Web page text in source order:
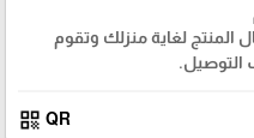
المنتج لغاية منزلك وتقوم
التوصيل.
QR
qr_code